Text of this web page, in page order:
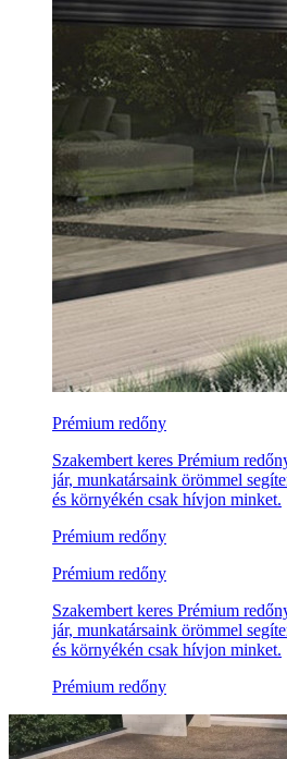
Prémium redőny
Szakembert keres Prémium
jár, munkatársaink örömmel
és környékén csak hívjon minket.
Prémium redőny
Prémium redőny
Szakembert keres Prémium
jár, munkatársaink örömmel
és környékén csak hívjon minket.
Prémium redőny